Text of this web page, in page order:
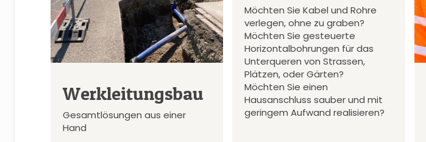
Werkleitungsbau
Gesamtlösungen aus einer
Hand
Möchten Sie Kabel und Rohre
verlegen, ohne zu graben?
Möchten Sie gesteuerte
Horizontalbohrungen für das
Unterqueren von Strassen,
Plätzen, oder Gärten?
Möchten Sie einen
Hausanschluss sauber und mit
geringem Aufwand realisieren?